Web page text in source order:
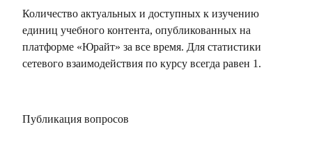
Количество актуальных и доступных к изучению
единиц учебного контента, опубликованных на
платформе «Юрайт» за все время. Для статистики
сетевого взаимодействия по курсу всегда равен 1.
Публикация вопросов